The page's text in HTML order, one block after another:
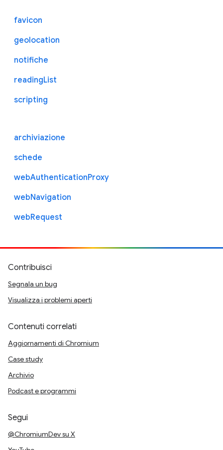
favicon
geolocation
notifiche
readingList
scripting
archiviazione
schede
webAuthenticationProxy
webNavigation
webRequest
Contribuisci
Segnala un bug
Visualizza i problemi aperti
Contenuti correlati
Aggiornamenti di Chromium
Case study
Archivio
Podcast e programmi
Segui
@ChromiumDev su X